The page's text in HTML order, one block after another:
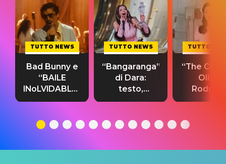
TUTTO NEWS
Bad Bunny e
“BAILE
INoLVIDABLE”:
testo,
significato
TUTTO NEWS
“Bangaranga”
di Dara:
testo,
traduzione e
del singolo
TUTTO
“The
Olivia
testo,